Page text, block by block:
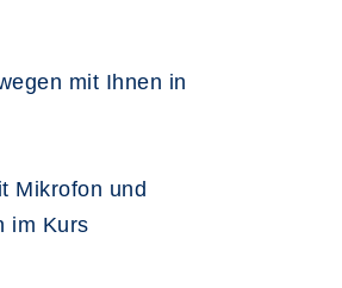
mit Ihnen in
Mikrofon und
im Kurs